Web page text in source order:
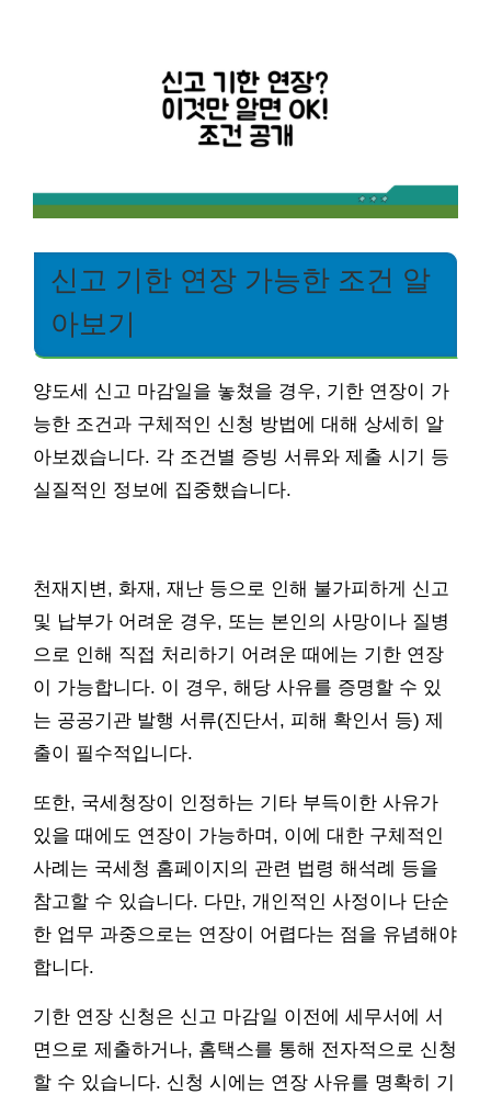
신고 기한 연장 가능한 조건 알
아보기
양도세 신고 마감일을 놓쳤을 경우, 기한 연장이 가
능한 조건과 구체적인 신청 방법에 대해 상세히 알
아보겠습니다. 각 조건별 증빙 서류와 제출 시기 등
실질적인 정보에 집중했습니다.
천재지변, 화재, 재난 등으로 인해 불가피하게 신고
및 납부가 어려운 경우, 또는 본인의 사망이나 질병
으로 인해 직접 처리하기 어려운 때에는 기한 연장
이 가능합니다. 이 경우, 해당 사유를 증명할 수 있
는 공공기관 발행 서류(진단서, 피해 확인서 등) 제
출이 필수적입니다.
또한, 국세청장이 인정하는 기타 부득이한 사유가
있을 때에도 연장이 가능하며, 이에 대한 구체적인
사례는 국세청 홈페이지의 관련 법령 해석례 등을
참고할 수 있습니다. 다만, 개인적인 사정이나 단순
한 업무 과중으로는 연장이 어렵다는 점을 유념해야
합니다.
기한 연장 신청은 신고 마감일 이전에 세무서에 서
면으로 제출하거나, 홈택스를 통해 전자적으로 신청
할 수 있습니다. 신청 시에는 연장 사유를 명확히 기